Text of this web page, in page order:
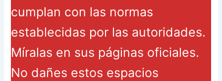
cumplan con las normas
establecidas por las autoridades.
Míralas en sus páginas oficiales.
No dañes estos espacios